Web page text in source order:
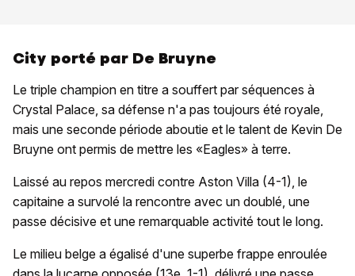
City porté par De Bruyne
Le triple champion en titre a souffert par séquences à
Crystal Palace, sa défense n'a pas toujours été royale,
mais une seconde période aboutie et le talent de Kevin De
Bruyne ont permis de mettre les «Eagles» à terre.
Laissé au repos mercredi contre Aston Villa (4-1), le
capitaine a survolé la rencontre avec un doublé, une
passe décisive et une remarquable activité tout le long.
Le milieu belge a égalisé d'une superbe frappe enroulée